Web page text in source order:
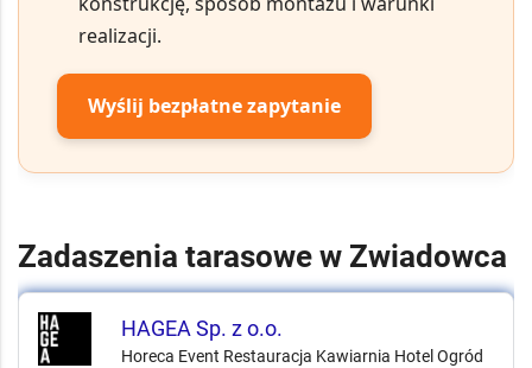
realizacji.
Wyślij bezpłatne zapytanie
Zadaszenia tarasowe w Zwiadowca
HAGEA Sp. z o.o.
Horeca Event Restauracja Kawiarnia Hotel Ogród